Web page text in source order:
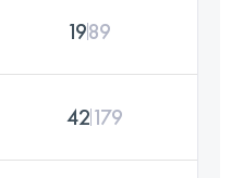
1989
42179